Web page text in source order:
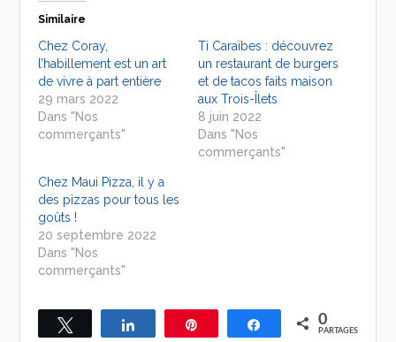
Similaire
Chez Coray,
l’habillement est un art
de vivre à part entière
29 mars 2022
Dans "Nos
commerçants"
Ti Caraïbes : découvrez
un restaurant de burgers
et de tacos faits maison
aux Trois-Îlets
8 juin 2022
Dans "Nos
commerçants"
Chez Maui Pizza, il y a
des pizzas pour tous les
goûts !
20 septembre 2022
Dans "Nos
commerçants"
Tweetez Partagez Épingle Partagez0
PARTAGES